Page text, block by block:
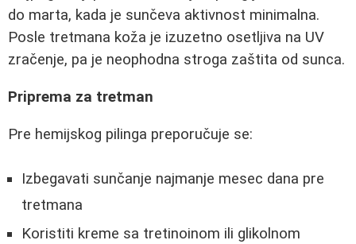
do marta, kada je sunčeva aktivnost minimalna.
Posle tretmana koža je izuzetno osetljiva na UV
zračenje, pa je neophodna stroga zaštita od sunca.
Priprema za tretman
Pre hemijskog pilinga preporučuje se:
Izbegavati sunčanje najmanje mesec dana pre
tretmana
Koristiti kreme sa tretinoinom ili glikolnom